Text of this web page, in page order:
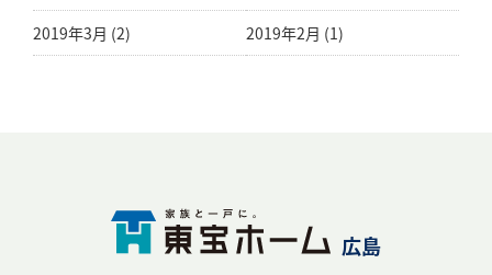
2019年3月 (2) 2019年2月 (1)
広島